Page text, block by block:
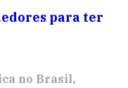
para ter
no Brasil